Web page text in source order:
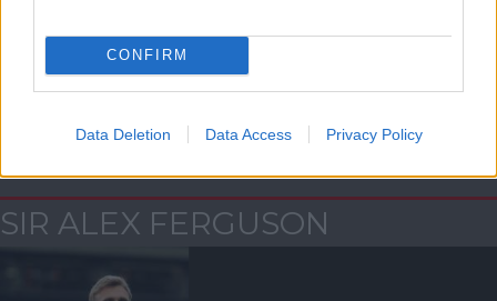
CONFIRM
Data Deletion Data Access Privacy Policy
Kapcsolódó hírek
SIR ALEX FERGUSON